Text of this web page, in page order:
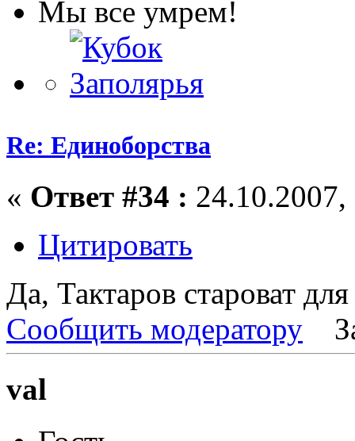
Мы все умрем!
Re: Единоборства
« Ответ #34 :
Цитировать
Да, Тактаров староват
Сообщить модератору
val